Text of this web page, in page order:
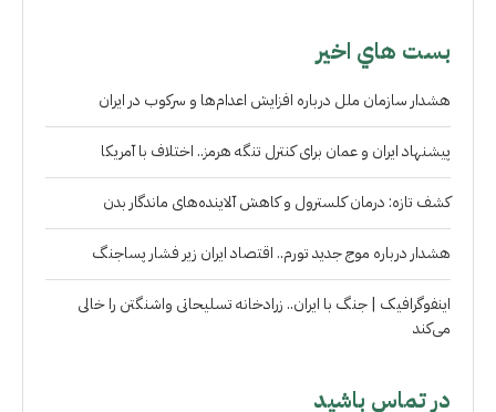
بست هاي اخير
هشدار سازمان ملل درباره افزایش اعدام‌ها و سرکوب در ایران
پیشنهاد ایران و عمان برای کنترل تنگه هرمز.. اختلاف با آمریکا
کشف تازه: درمان کلسترول و کاهش آلاینده‌های ماندگار بدن
هشدار درباره موج جدید تورم.. اقتصاد ایران زیر فشار پساجنگ
اینفوگرافیک | جنگ با ایران.. زرادخانه تسلیحاتی واشنگتن را خالی
می‌کند
در تماس باشید